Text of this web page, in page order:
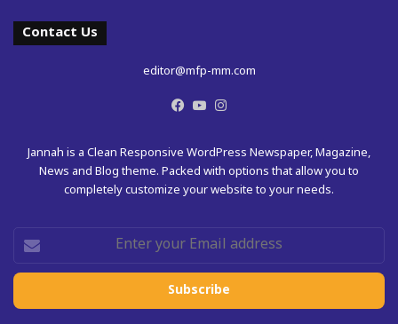
Contact Us
editor@mfp-mm.com
Facebook
YouTube
Jannah is a Clean Responsive WordPress Newspaper, Magazine,
News and Blog theme. Packed with options that allow you to
completely customize your website to your needs.
Enter
your
Email